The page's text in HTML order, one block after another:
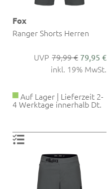
Fox
Ranger Shorts Herren
79,99 € 79,95 €
inkl. 19% MwSt.
Auf Lager | Lieferzeit 2-
4 Werktage innerhalb Dt.